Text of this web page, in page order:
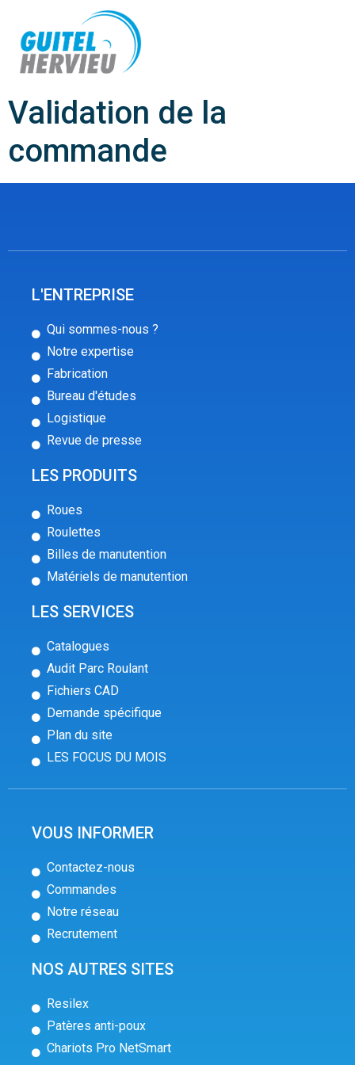
Validation de la
commande
L'ENTREPRISE
Qui sommes-nous ?
Notre expertise
Fabrication
Bureau d'études
Logistique
Revue de presse
LES PRODUITS
Roues
Roulettes
Billes de manutention
Matériels de manutention
LES SERVICES
Catalogues
Audit Parc Roulant
Fichiers CAD
Demande spécifique
Plan du site
LES FOCUS DU MOIS
VOUS INFORMER
Contactez-nous
Commandes
Notre réseau
Recrutement
NOS AUTRES SITES
Resilex
Patères anti-poux
Chariots Pro NetSmart